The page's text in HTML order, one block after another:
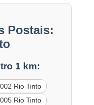
Postais:
1 km:
Rio Tinto
Rio Tinto